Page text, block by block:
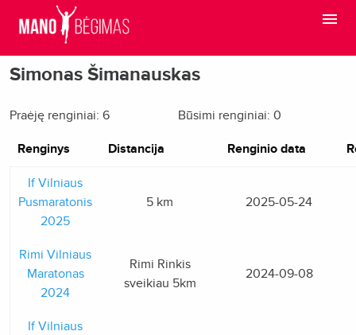
Simonas Šimanauskas
Praėję renginiai: 6 Būsimi renginiai: 0
Renginys Distancija Renginio data
If Vilniaus
Pusmaratonis
2025
5 km 2025-05-24
Rimi Vilniaus
Maratonas
2024
Rimi Rinkis
sveikiau 5km
2024-09-08
If Vilniaus